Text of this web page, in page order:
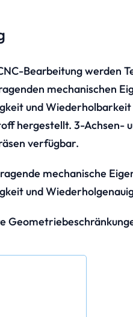
Bearbeitung werden
mechanischen
und Wiederholbarkeit
hergestellt. 3-Achsen-
verfügbar.
mechanische
und